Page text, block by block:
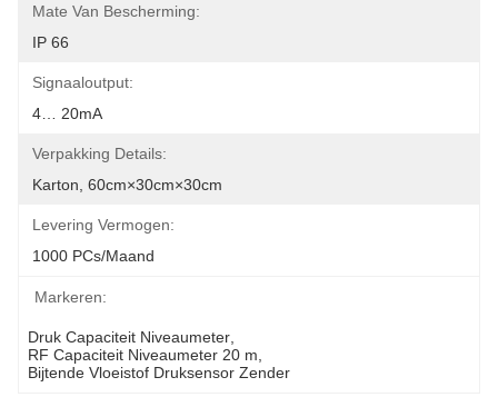
Mate Van Bescherming:
IP 66
Signaaloutput:
4… 20mA
Verpakking Details:
Karton, 60cm×30cm×30cm
Levering Vermogen:
1000 PCs/maand
Markeren:
Druk Capaciteit Niveaumeter
RF Capaciteit Niveaumeter 20 m
Bijtende Vloeistof Druksensor Zender